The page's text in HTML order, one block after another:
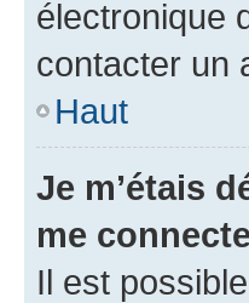
électronique
contacter un
Haut
Je m’étais
me
Il est